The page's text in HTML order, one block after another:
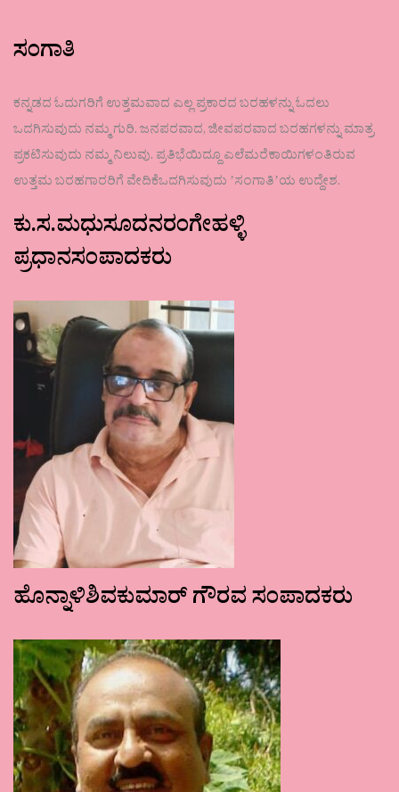
ಸಂಗಾತಿ
ಕನ್ನಡದ ಓದುಗರಿಗೆ ಉತ್ತಮವಾದ ಎಲ್ಲ ಪ್ರಕಾರದ ಬರಹಳನ್ನು ಓದಲು
ಒದಗಿಸುವುದು ನಮ್ಮ ಗುರಿ. ಜನಪರವಾದ, ಜೀವಪರವಾದ ಬರಹಗಳನ್ನು ಮಾತ್ರ
ಪ್ರಕಟಿಸುವುದು ನಮ್ಮ ನಿಲುವು. ಪ್ರತಿಭೆಯಿದ್ದೂ ಎಲೆಮರೆಕಾಯಿಗಳಂತಿರುವ
ಉತ್ತಮ ಬರಹಗಾರರಿಗೆ ವೇದಿಕೆಒದಗಿಸುವುದು ʼಸಂಗಾತಿʼಯ ಉದ್ದೇಶ.
ಕು.ಸ.ಮಧುಸೂದನರಂಗೇಹಳ್ಳಿ
ಪ್ರಧಾನಸಂಪಾದಕರು
ಹೊನ್ನಾಳಿಶಿವಕುಮಾರ್ ಗೌರವ ಸಂಪಾದಕರು